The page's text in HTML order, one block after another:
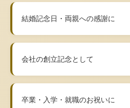
結婚記念日・両親への感謝に
会社の創立記念として
卒業・入学・就職のお祝いに